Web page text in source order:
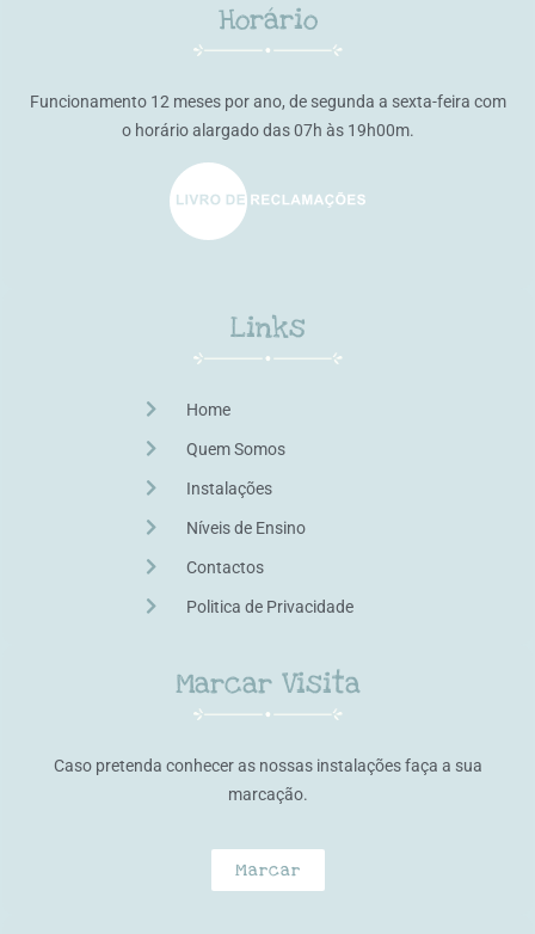
Horário
Funcionamento 12 meses por ano, de segunda a sexta-feira com
o horário alargado das 07h às 19h00m.
Links
Home
Quem Somos
Instalações
Níveis de Ensino
Contactos
Politica de Privacidade
Marcar Visita
Caso pretenda conhecer as nossas instalações faça a sua
marcação.
Marcar